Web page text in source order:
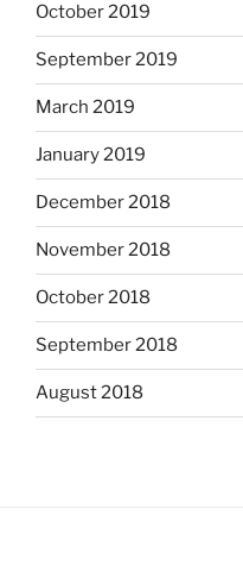
October 2019
September 2019
March 2019
January 2019
December 2018
November 2018
October 2018
September 2018
August 2018